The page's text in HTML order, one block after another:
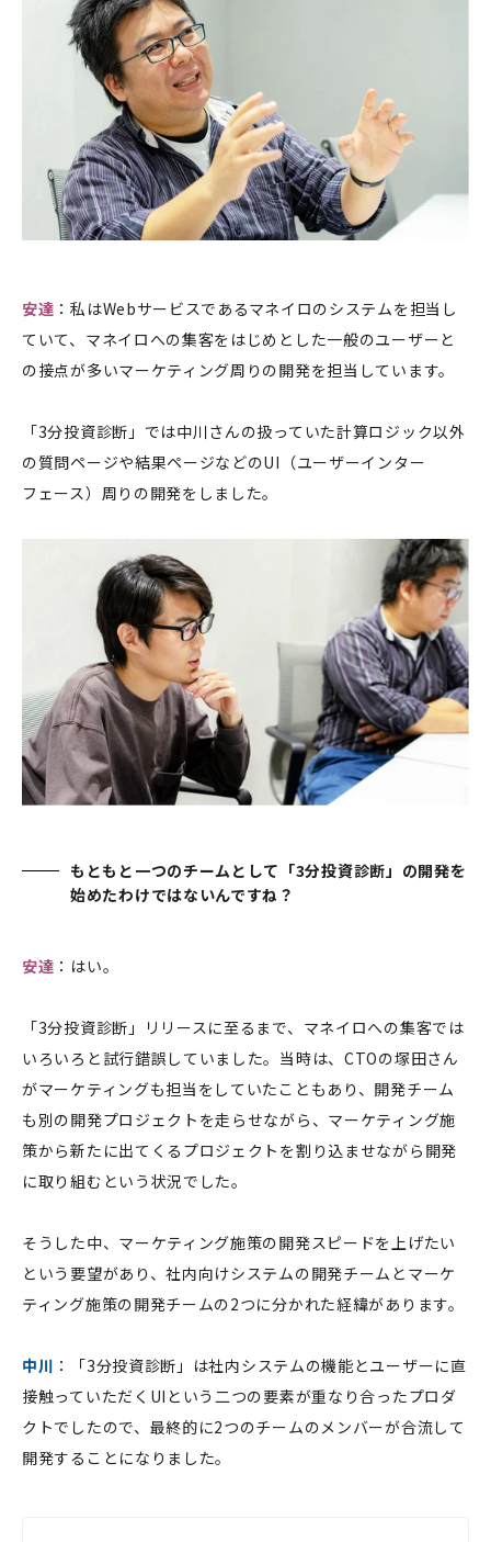
安達 ：私はWebサービスであるマネイロのシステムを担当し
ていて、マネイロへの集客をはじめとした一般のユーザーと
の接点が多いマーケティング周りの開発を担当しています。
「3分投資診断」では中川さんの扱っていた計算ロジック以外
の質問ページや結果ページなどのUI（ユーザーインター
フェース）周りの開発をしました。
もともと一つのチームとして「3分投資診断」の開発を
始めたわけではないんですね？
安達 ：はい。
「3分投資診断」リリースに至るまで、マネイロへの集客では
いろいろと試行錯誤していました。当時は、CTOの塚田さん
がマーケティングも担当をしていたこともあり、開発チーム
も別の開発プロジェクトを走らせながら、マーケティング施
策から新たに出てくるプロジェクトを割り込ませながら開発
に取り組むという状況でした。
そうした中、マーケティング施策の開発スピードを上げたい
という要望があり、社内向けシステムの開発チームとマーケ
ティング施策の開発チームの2つに分かれた経緯があります。
中川 ：「3分投資診断」は社内システムの機能とユーザーに直
接触っていただくUIという二つの要素が重なり合ったプロダ
クトでしたので、最終的に2つのチームのメンバーが合流して
開発することになりました。